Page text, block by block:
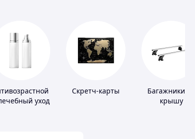
уход
Скретч-карты
Багажники на
крышу